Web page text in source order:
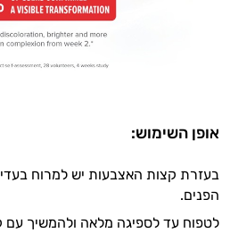
אופן השימוש:
הפנים.
לטפוח עד לספיגה מלאה ולהמשיך עם